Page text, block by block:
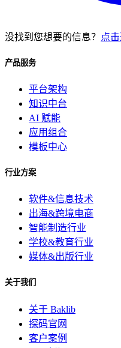
没找到您想要的信息？ 点
产品服务
平台架构
知识中台
AI 赋能
应用组合
模板中心
行业方案
软件&信息技术
出海&跨境电商
智能制造行业
学校&教育行业
媒体&出版行业
关于我们
关于 Baklib
探码官网
客户案例